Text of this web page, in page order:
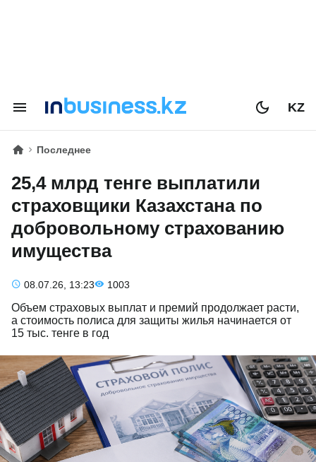
KZ
Последнее
25,4 млрд тенге выплатили
страховщики Казахстана по
добровольному страхованию
имущества
08.07.26, 13:23 1003
Объем страховых выплат и премий продолжает расти,
а стоимость полиса для защиты жилья начинается от
15 тыс. тенге в год